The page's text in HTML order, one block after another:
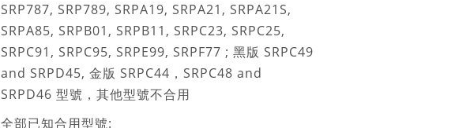
SRP787, SRP789, SRPA19, SRPA21, SRPA21S,
SRPA85, SRPB01, SRPB11, SRPC23, SRPC25,
SRPC91, SRPC95, SRPE99, SRPF77 ; 黑版 SRPC49
and SRPD45, 金版 SRPC44，SRPC48 and
SRPD46 型號，其他型號不合用
全部已知合用型號: